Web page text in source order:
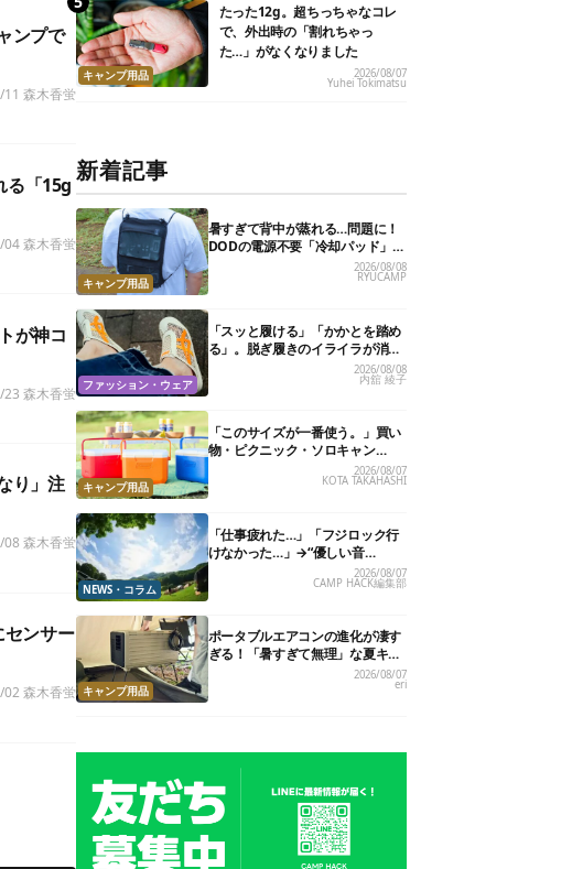
ンプで
森木香蛍
る「15g
04 森木香蛍
が神コ
23 森木香蛍
り」注
08 森木香蛍
センサー
02 森木香蛍
キャンプ用品
たった12g。超ちっちゃなコレ
で、外出時の「割れちゃっ
た…」がなくなりました
2026/08/07
Yuhei Tokimatsu
新着記事
キャンプ用品
暑すぎて背中が蒸れる…問題に！
DODの電源不要「冷却パッド」を
試したら、夏の移動がラクになっ
た
2026/08/08
RYUCAMP
ファッション・ウェア
「スッと履ける」「かかとを踏め
る」。脱ぎ履きのイライラが消え
る快適“スニーカーサンダル”6選
2026/08/08
内舘 綾子
キャンプ用品
「このサイズが一番使う。」買い
物・ピクニック・ソロキャン
に“ちょうどいい”小型クーラーボ
ックス13選
2026/08/07
KOTA TAKAHASHI
NEWS・コラム
「仕事疲れた…」「フジロック行
けなかった…」→“優しい音
楽”と“大きな自然”で治癒。まだ間
に合います。
2026/08/07
CAMP HACK編集部
キャンプ用品
ポータブルエアコンの進化が凄す
ぎる！「暑すぎて無理」な夏キャ
ンプを激変させる最新5選2026/08/07
eri